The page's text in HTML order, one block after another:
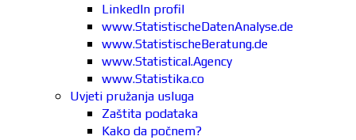
LinkedIn profil
www.StatistischeDatenAnalyse.de
www.StatistischeBeratung.de
www.Statistical.Agency
www.Statistika.co
Uvjeti pružanja usluga
Zaštita podataka
Kako da počnem?